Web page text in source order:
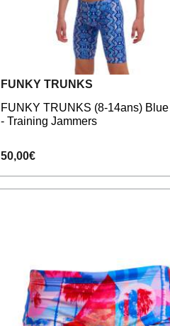
FUNKY TRUNKS
FUNKY TRUNKS (8-14ans)
- Training Jammers
50,00€